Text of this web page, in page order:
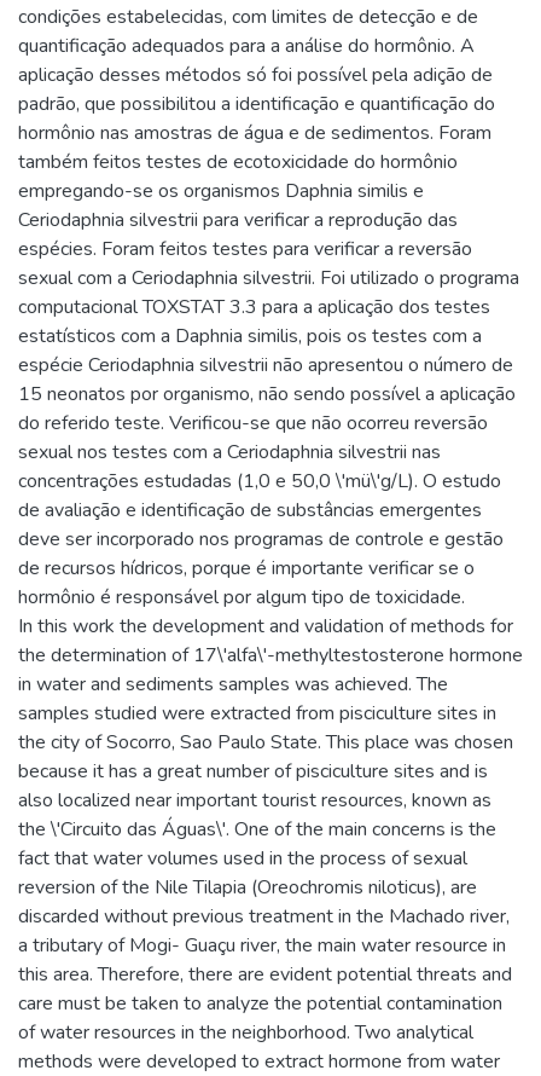
condições estabelecidas, com limites de detecção e de
quantificação adequados para a análise do hormônio. A
aplicação desses métodos só foi possível pela adição de
padrão, que possibilitou a identificação e quantificação do
hormônio nas amostras de água e de sedimentos. Foram
também feitos testes de ecotoxicidade do hormônio
empregando-se os organismos Daphnia similis e
Ceriodaphnia silvestrii para verificar a reprodução das
espécies. Foram feitos testes para verificar a reversão
sexual com a Ceriodaphnia silvestrii. Foi utilizado o programa
computacional TOXSTAT 3.3 para a aplicação dos testes
estatísticos com a Daphnia similis, pois os testes com a
espécie Ceriodaphnia silvestrii não apresentou o número de
15 neonatos por organismo, não sendo possível a aplicação
do referido teste. Verificou-se que não ocorreu reversão
sexual nos testes com a Ceriodaphnia silvestrii nas
concentrações estudadas (1,0 e 50,0 \'mü\'g/L). O estudo
de avaliação e identificação de substâncias emergentes
deve ser incorporado nos programas de controle e gestão
de recursos hídricos, porque é importante verificar se o
hormônio é responsável por algum tipo de toxicidade.
In this work the development and validation of methods for
the determination of 17\'alfa\'-methyltestosterone hormone
in water and sediments samples was achieved. The
samples studied were extracted from pisciculture sites in
the city of Socorro, Sao Paulo State. This place was chosen
because it has a great number of pisciculture sites and is
also localized near important tourist resources, known as
the \'Circuito das Águas\'. One of the main concerns is the
fact that water volumes used in the process of sexual
reversion of the Nile Tilapia (Oreochromis niloticus), are
discarded without previous treatment in the Machado river,
a tributary of Mogi- Guaçu river, the main water resource in
this area. Therefore, there are evident potential threats and
care must be taken to analyze the potential contamination
of water resources in the neighborhood. Two analytical
methods were developed to extract hormone from water